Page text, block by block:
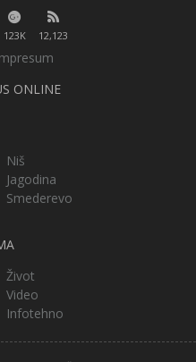
123K 12,123
ONLINE
Niš
Jagodina
Smederevo
Život
Video
Infotehno